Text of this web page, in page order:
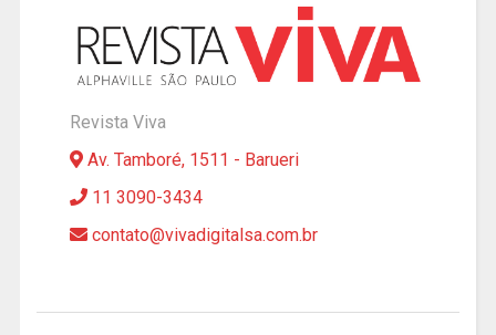
Revista Viva
Av. Tamboré, 1511 - Barueri
11 3090-3434
contato@vivadigitalsa.com.br